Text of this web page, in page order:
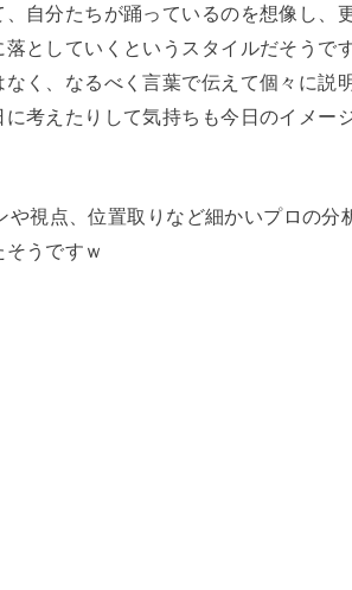
自分たちが踊っているのを想像し、
としていくというスタイルだそうで
く、なるべく言葉で伝えて個々に説
考えたりして気持ちも今日のイメー
視点、位置取りなど細かいプロの分
うですｗ